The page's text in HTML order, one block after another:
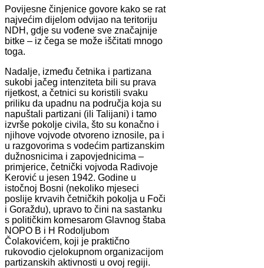
Povijesne činjenice govore kako se rat
najvećim dijelom odvijao na teritoriju
NDH, gdje su vođene sve značajnije
bitke – iz čega se može iščitati mnogo
toga.
Nadalje, između četnika i partizana
sukobi jačeg intenziteta bili su prava
rijetkost, a četnici su koristili svaku
priliku da upadnu na područja koja su
napuštali partizani (ili Talijani) i tamo
izvrše pokolje civila, što su konačno i
njihove vojvode otvoreno iznosile, pa i
u razgovorima s vodećim partizanskim
dužnosnicima i zapovjednicima –
primjerice, četnički vojvoda Radivoje
Kerović u jesen 1942. Godine u
istočnoj Bosni (nekoliko mjeseci
poslije krvavih četničkih pokolja u Foči
i Goraždu), upravo to čini na sastanku
s političkim komesarom Glavnog štaba
NOPO B i H Rodoljubom
Čolakovićem, koji je praktično
rukovodio cjelokupnom organizacijom
partizanskih aktivnosti u ovoj regiji.